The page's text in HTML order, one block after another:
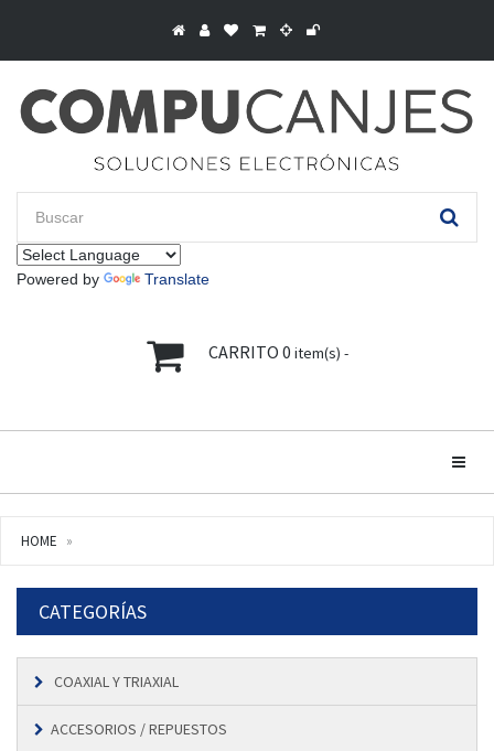
Powered by Translate
CARRITO 0 item(s) -
HOME
CATEGORÍAS
COAXIAL Y TRIAXIAL
ACCESORIOS / REPUESTOS